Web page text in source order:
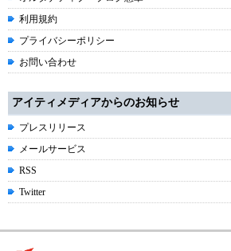
利用規約
プライバシーポリシー
お問い合わせ
アイティメディアからのお知らせ
プレスリリース
メールサービス
RSS
Twitter